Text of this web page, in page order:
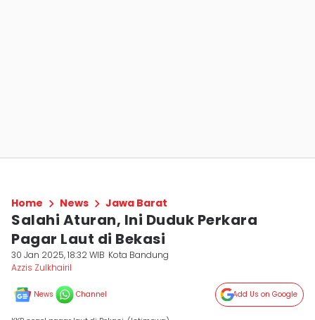
Home News Jawa Barat
Salahi Aturan, Ini Duduk Perkara
Pagar Laut di Bekasi
30 Jan 2025, 18:32 WIB Kota Bandung
Azzis Zulkhairil
News Channel Add Us on Google